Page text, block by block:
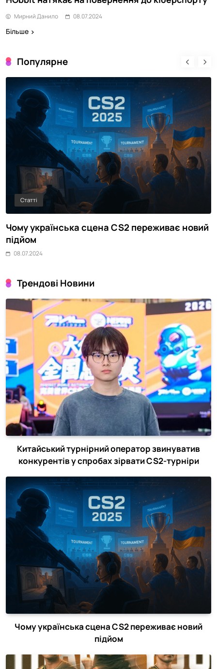
Мирний Данило 08.07.2024
Більше
Популярне
Статті
Чому українська сцена CS2 переживає новий
підйом
08.07.2024
Трендові Новини
Китайський турнірний оператор звинуватив
конкурентів у спробах зірвати CS2-турніри
Чому українська сцена CS2 переживає новий
підйом